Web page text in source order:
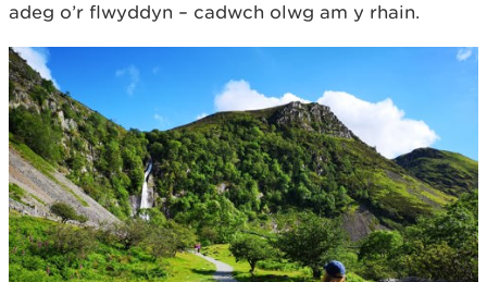
adeg o’r flwyddyn – cadwch olwg am y rhain.